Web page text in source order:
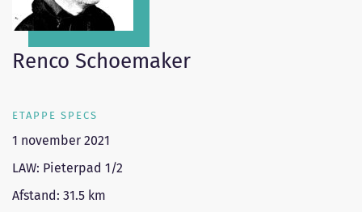
Renco Schoemaker
ETAPPE SPECS
1 november 2021
LAW: Pieterpad 1/2
Afstand: 31.5 km